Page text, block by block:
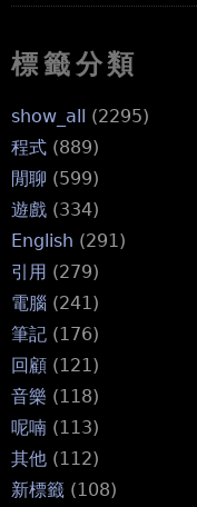
標籤分類
show_all (2295)
程式 (889)
閒聊 (599)
遊戲 (334)
English (291)
引用 (279)
電腦 (241)
筆記 (176)
回顧 (121)
音樂 (118)
呢喃 (113)
其他 (112)
新標籤 (108)